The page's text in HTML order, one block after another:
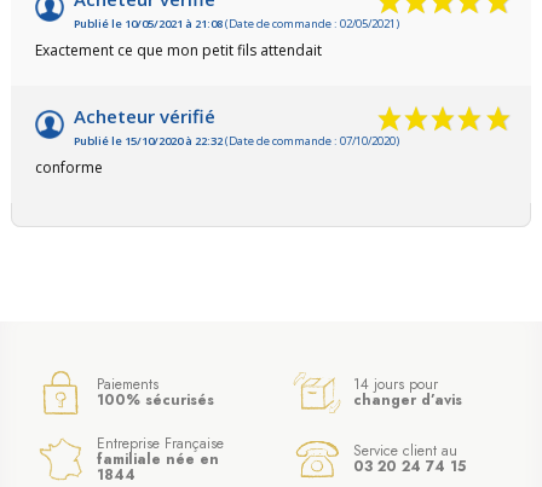
Publié le 10/05/2021 à 21:08(Date de commande : 02/05/2021)
Exactement ce que mon petit fils attendait
Acheteur vérifié
Publié le 15/10/2020 à 22:32(Date de commande : 07/10/2020)
conforme
Paiements
100% sécurisés
14 jours pour
changer d’avis
Entreprise Française
familiale née en
1844
Service client au
03 20 24 74 15